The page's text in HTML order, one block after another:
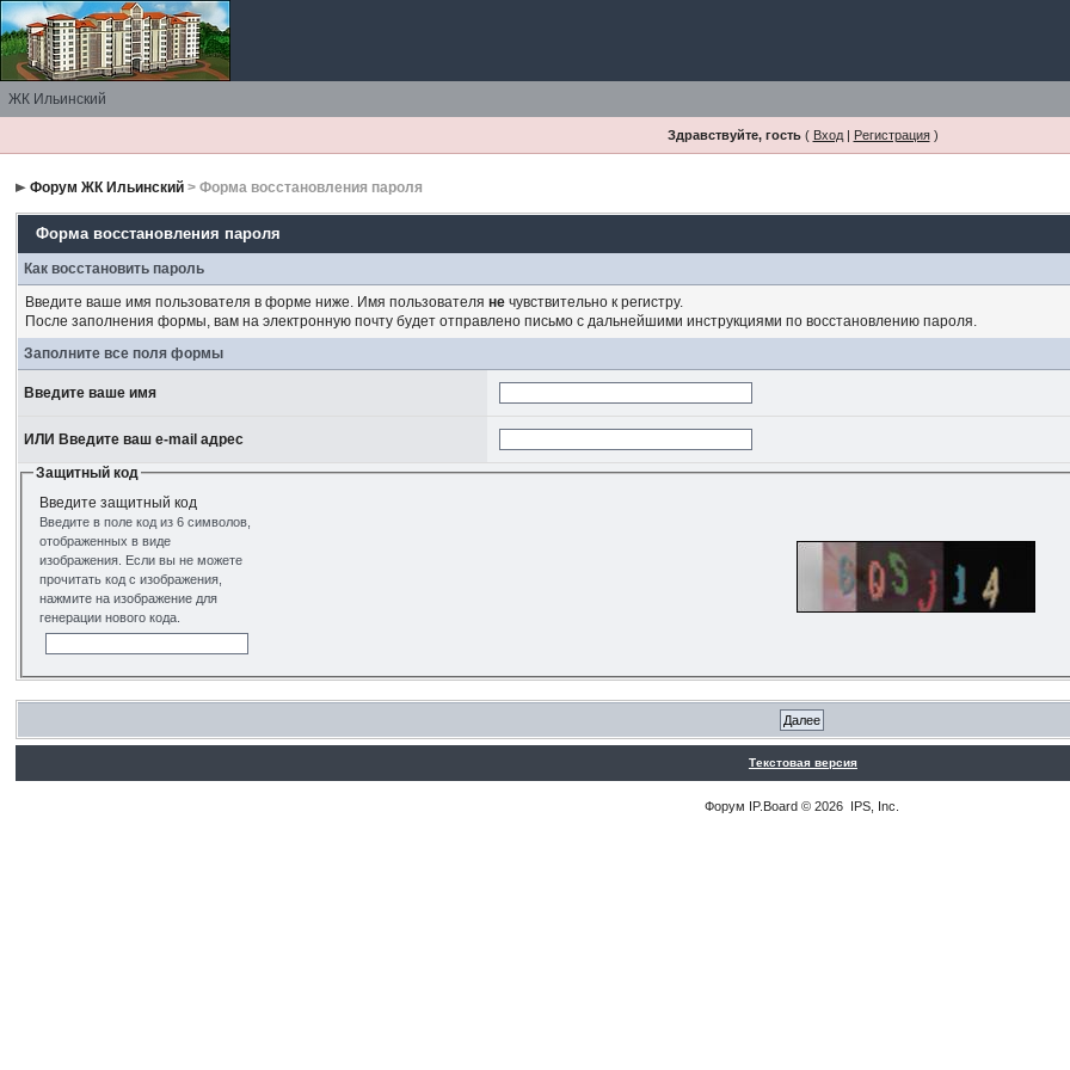
ЖК Ильинский
Здравствуйте, гость( Вход| Регистрация)
Форум ЖК Ильинский > Форма восстановления пароля
Форма восстановления пароля
Как восстановить пароль
Введите ваше имя пользователя в форме ниже. Имя пользователяне чувствительно к регистру.
После заполнения формы, вам на электронную почту будет отправлено письмо с дальнейшими инструкциями по восстановлению пароля.
Заполните все поля формы
Введите ваше имя
ИЛИ Введите ваш e-mail адрес
Защитный код
Введите защитный код
Введите в поле код из 6 символов,
отображенных в виде
изображения. Если вы не можете
прочитать код с изображения,
нажмите на изображение для
генерации нового кода.
Текстовая версия
Форум IP.Board © 2026 IPS, Inc